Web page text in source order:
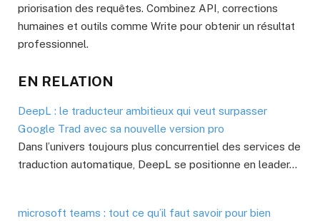
priorisation des requêtes. Combinez API, corrections
humaines et outils comme Write pour obtenir un résultat
professionnel.
EN RELATION
DeepL : le traducteur ambitieux qui veut surpasser
Google Trad avec sa nouvelle version pro
Dans l’univers toujours plus concurrentiel des services de
traduction automatique, DeepL se positionne en leader…
microsoft teams : tout ce qu’il faut savoir pour bien